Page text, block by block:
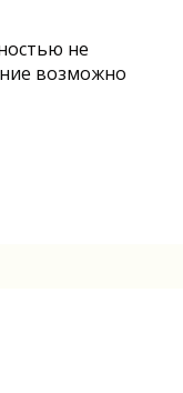
не
возможно